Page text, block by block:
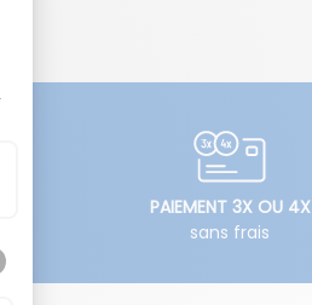
PAIEMENT 3X OU 4X
sans frais